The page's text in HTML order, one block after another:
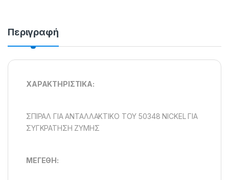
Περιγραφή
XAPAKTHPIΣTIKA:
ΣΠIPAΛ ΓIA ANTAΛΛAKTIKO ΤΟΥ 50348 NICKEL ΓIA
ΣYΓKPATHΣH ZYMHΣ
MEΓEΘH: